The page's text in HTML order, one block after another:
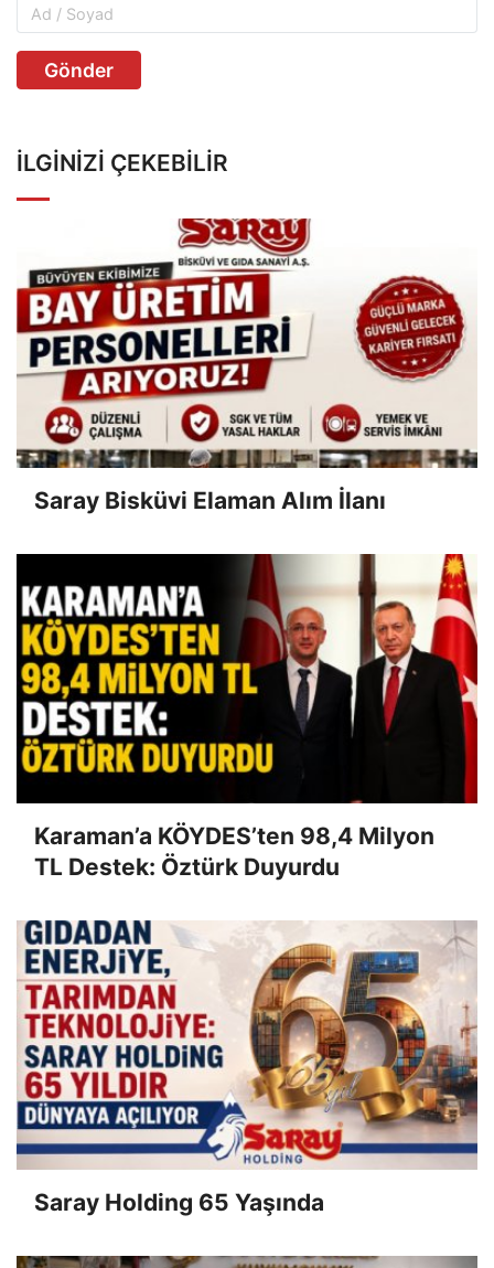
Gönder
İLGINIZI ÇEKEBILIR
Saray Bisküvi Elaman Alım İlanı
Karaman’a KÖYDES’ten 98,4 Milyon
TL Destek: Öztürk Duyurdu
Saray Holding 65 Yaşında